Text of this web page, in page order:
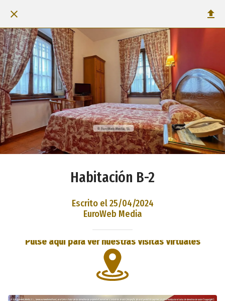
Habitación B-2
Escrito el 25/04/2024
EuroWeb Media
Pulse aquí para ver nuestras Visitas Virtuales